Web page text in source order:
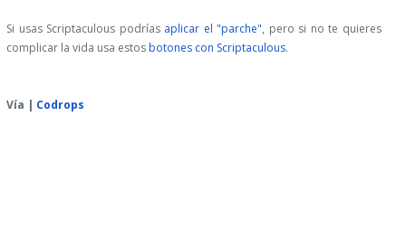
Si usas Scriptaculous podrías aplicar el "parche", pero si no te quieres
complicar la vida usa estos botones con Scriptaculous.
Vía | Codrops